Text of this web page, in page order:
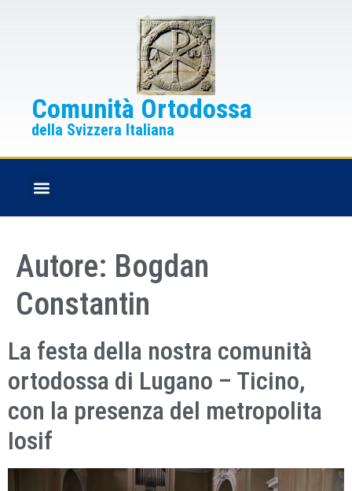
Comunità Ortodossa
della Svizzera Italiana
Autore: Bogdan
Constantin
La festa della nostra comunità
ortodossa di Lugano – Ticino,
con la presenza del metropolita
Iosif